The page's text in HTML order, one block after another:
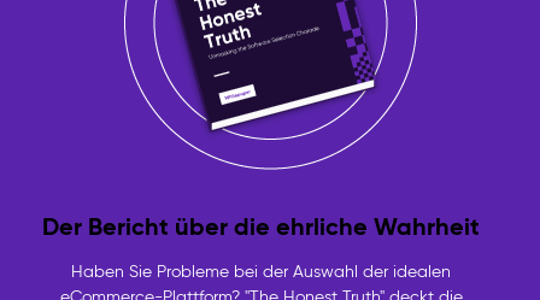
Der Bericht über die ehrliche Wahrheit
Haben Sie Probleme bei der Auswahl der idealen